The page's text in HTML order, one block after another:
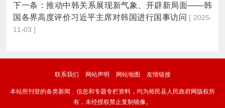
下一条：推动中韩关系展现新气象、开辟新局面——韩
国各界高度评价习近平主席对韩国进行国事访问 [ 2025-
11-03 ]
联系我们 网站声明 网站地图 友情链接
本站所刊登的各类新闻﹑信息和专题专栏资料，均为裕民县人民政府网版权所
有，未经授权禁止复制镜像。